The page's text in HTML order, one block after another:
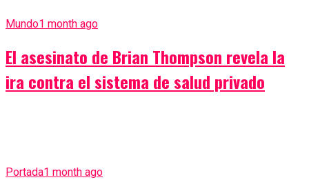
Mundo1 month ago
El asesinato de Brian Thompson revela la
ira contra el sistema de salud privado
Portada1 month ago